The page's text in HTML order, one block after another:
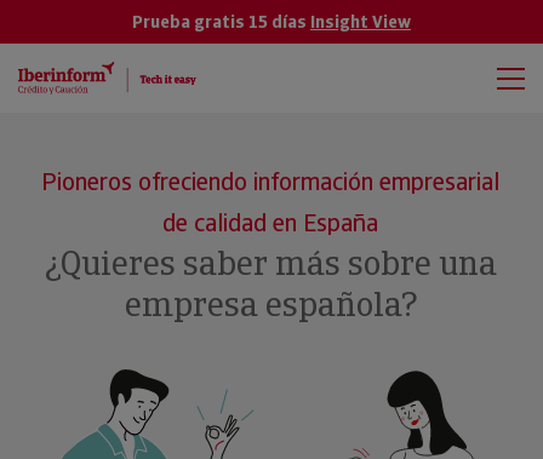
Prueba gratis 15 días Insight View
Pioneros ofreciendo información empresarial
de calidad en España
¿Quieres saber más sobre una
empresa española?